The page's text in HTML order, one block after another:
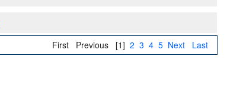
First Previous [1] 2 3 4 5 Next Last